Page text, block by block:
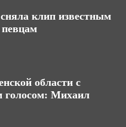
клип известным
области с
голосом: Михаил